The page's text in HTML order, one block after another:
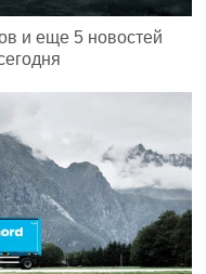
и еще 5 новостей